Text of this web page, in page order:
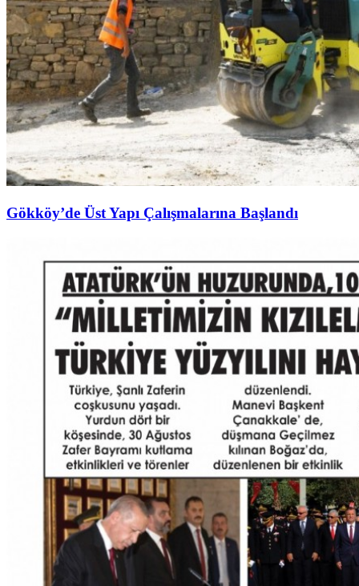
Gökköy’de Üst Yapı Çalışmalarına Başlandı